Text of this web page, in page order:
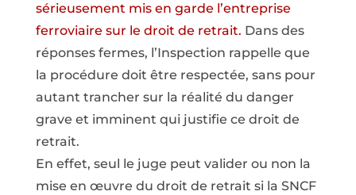
sérieusement mis en garde l’entreprise
ferroviaire sur le droit de retrait. Dans des
réponses fermes, l’Inspection rappelle que
la procédure doit être respectée, sans pour
autant trancher sur la réalité du danger
grave et imminent qui justifie ce droit de
retrait.
En effet, seul le juge peut valider ou non la
mise en œuvre du droit de retrait si la SNCF